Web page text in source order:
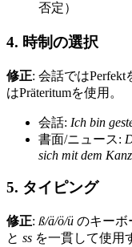
否定）
4. 時制の選択
修正: 会話では
はPräteritumを使用。
会話: Ich bin
書面/ニュース:
sich mit dem
5. タイピング
修正: ß/ä/ö/ü のキーボ
と ss を一貫して使用